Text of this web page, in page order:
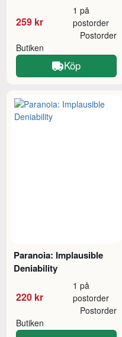
259 kr
1 på
postorder
Butiken
Postorder
Köp
Paranoia: Implausible
Deniability
220 kr
1 på
postorder
Butiken
Postorder